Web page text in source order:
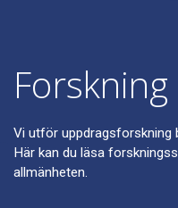
Forskning
Vi utför uppdragsforskning
Här kan du läsa
allmänheten.